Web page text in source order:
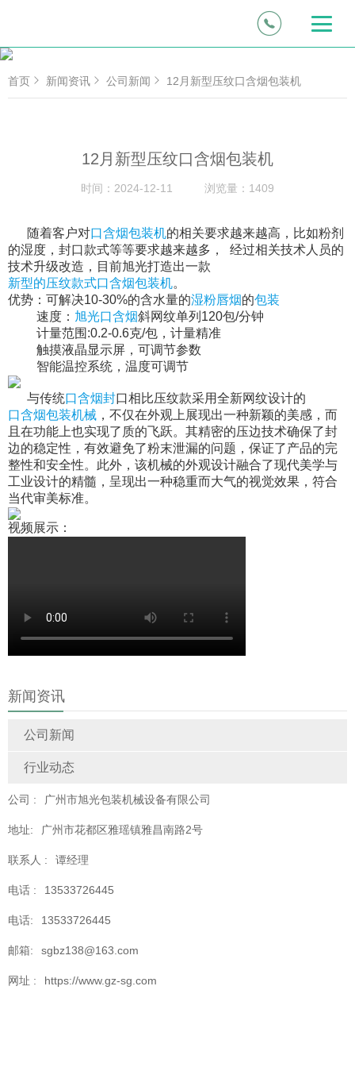
新闻资讯
公司新闻
行业动态
公司 : 广州市旭光包装机械设备有限公司
地址: 广州市花都区雅瑶镇雅昌南路2号
联系人 : 谭经理
电话 : 13533726445
电话: 13533726445
邮箱: sgbz138@163.com
网址 : https://www.gz-sg.com
首页 新闻资讯 公司新闻 12月新型压纹口含烟包装机
12月新型压纹口含烟包装机
时间： 2024-12-11 浏览量： 1409
随着客户对口含烟包装机的相关要求越来越高，比如粉剂
的湿度，封口款式等等要求越来越多， 经过相关技术人员的
技术升级改造，目前旭光打造出一款
新型的压纹款式口含烟包装机。
优势：可解决10-30%的含水量的湿粉唇烟的包装
速度： 旭光口含烟斜网纹单列120包/分钟
计量范围:0.2-0.6克/包，计量精准
触摸液晶显示屏，可调节参数
智能温控系统，温度可调节
与传统口含烟封口相比压纹款采用全新网纹设计的
口含烟包装机械 ，不仅在外观上展现出一种新颖的美感， 而
且在功能上也实现了质的飞跃。其精密的压边技术确保了封
边的稳定性， 有效避免了粉末泄漏的问题， 保证了产品的完
整性和安全性。此外，该机械的外观设计融合了现代美学与
工业设计的精髓，呈现出一种稳重而大气的视觉效果，符合
当代审美标准。
视频展示：